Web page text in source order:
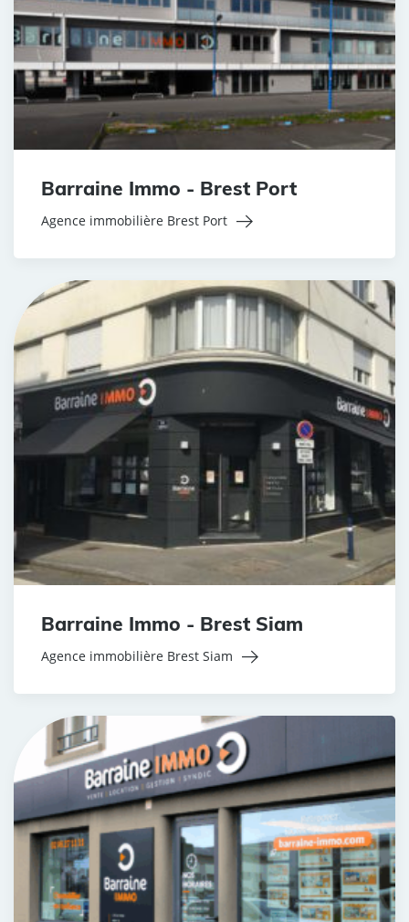
Barraine Immo - Brest Port
Agence immobilière Brest Port
Barraine Immo - Brest Siam
Agence immobilière Brest Siam